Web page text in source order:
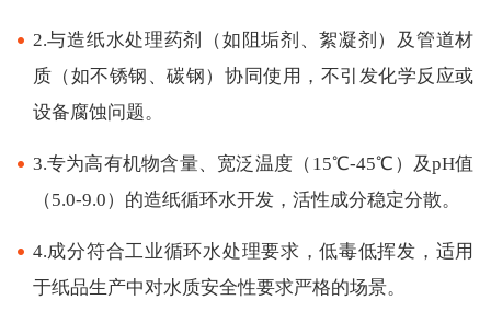
2.与造纸水处理药剂（如阻垢剂、絮凝剂）及管道材
质（如不锈钢、碳钢）协同使用，不引发化学反应或
设备腐蚀问题。
3.专为高有机物含量、宽泛温度（15℃-45℃）及pH值
（5.0-9.0）的造纸循环水开发，活性成分稳定分散。
4.成分符合工业循环水处理要求，低毒低挥发，适用
于纸品生产中对水质安全性要求严格的场景。